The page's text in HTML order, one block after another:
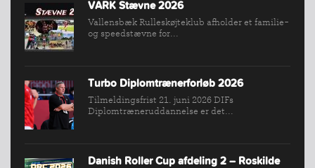
SPORTSGRENE
FORBUNDET
VÆRKTØJSKASSEN
KONKURRENCER
VARK Stævne 2026
Vallensbæk Rulleskøjteklub afholder et familie-
og speedstævne for...
Turbo Diplomtrænerforløb 2026
Tilmeldingsfrist 21. juni 2026 DIFs
Diplomtræneruddannelse er det...
Danish Roller Cup afdeling 2 – Roskilde